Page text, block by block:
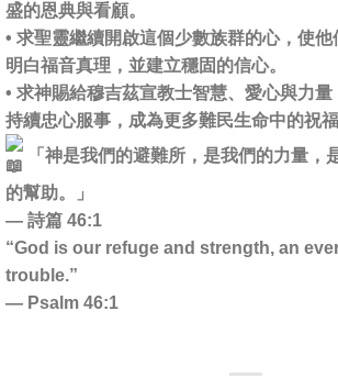
盛的恩典與看顧。
• 求聖靈繼續開啟這個少數族群的心，使他
明白福音真理，並建立穩固的信心。
• 求神賜給穆吉茲宣教士智慧、愛心與力
持續忠心服事，成為更多難民生命中的祝福
「神是我們的避難所，是我們的力量，
的幫助。」
— 詩篇 46:1
“God is our refuge and strength, an
trouble.”
— Psalm 46:1